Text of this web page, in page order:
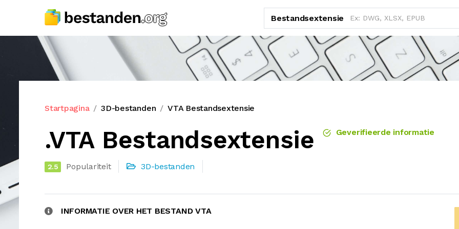
Bestandsextensie
Startpagina 3D-bestanden VTA Bestandsextensie
.VTA Bestandsextensie Geverifieerde informatie
2.5 Populariteit 3D-bestanden
INFORMATIE OVER HET BESTAND VTA